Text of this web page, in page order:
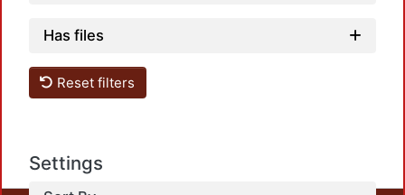
Has files
Reset filters
Settings